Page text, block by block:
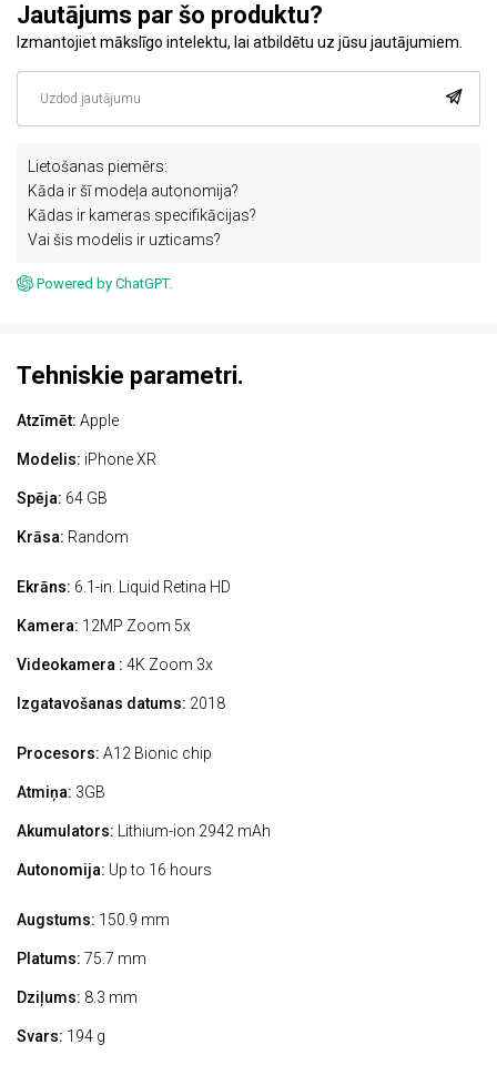
Jautājums par šo produktu?
Izmantojiet mākslīgo intelektu, lai atbildētu uz jūsu jautājumiem.
Lietošanas piemērs:
Kāda ir šī modeļa autonomija?
Kādas ir kameras specifikācijas?
Vai šis modelis ir uzticams?
Powered by ChatGPT.
Tehniskie parametri.
Atzīmēt: Apple
Modelis: iPhone XR
Spēja: 64 GB
Krāsa: Random
Ekrāns: 6.1-in. Liquid Retina HD
Kamera: 12MP Zoom 5x
Videokamera : 4K Zoom 3x
Izgatavošanas datums: 2018
Procesors: A12 Bionic chip
Atmiņa: 3GB
Akumulators: Lithium-ion 2942 mAh
Autonomija: Up to 16 hours
Augstums: 150.9 mm
Platums: 75.7 mm
Dziļums: 8.3 mm
Svars: 194 g